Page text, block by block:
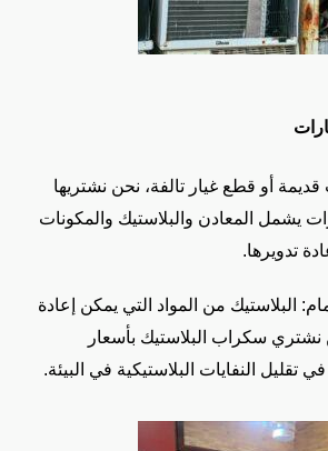
قديمة أو قطع غيار تالفة، نحن نشتريها
يشمل المعادن والبلاستيك والمكونات
تدويرها.
البلاستيك من المواد التي يمكن إعادة
نشتري سكراب البلاستيك بأسعار
تقليل النفايات البلاستيكية في البيئة.